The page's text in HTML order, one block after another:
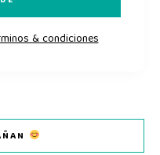
& condiciones